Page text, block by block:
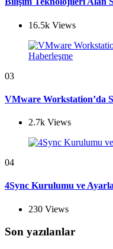
16.5k Views
03
VMware Workstation’da
2.7k Views
04
4Sync Kurulumu ve
230 Views
Son yazılanlar